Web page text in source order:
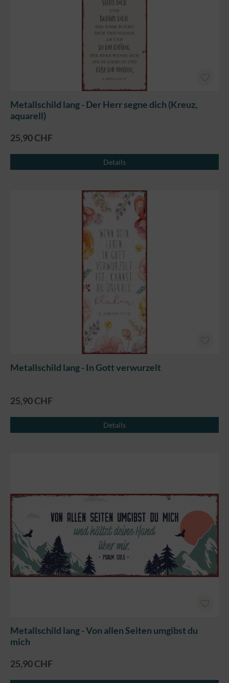
Metallschild lang - Der Herr segne dich (Kreuz,
aquarell)
25,90 CHF
Details
Metallschild lang - In Gott verwurzelt
25,90 CHF
Details
Metallschild lang - Von allen Seiten umgibst du
mich
25,90 CHF